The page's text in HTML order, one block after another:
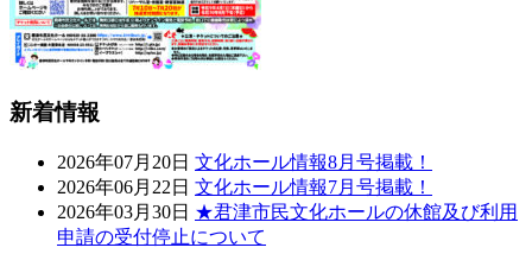
新着情報
2026年07月20日 文化ホール情報8月号掲載！
2026年06月22日 文化ホール情報7月号掲載！
2026年03月30日 ★君津市民文化ホールの休館及び利用
申請の受付停止について